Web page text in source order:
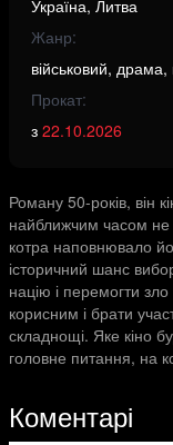
Україна, Литва
Жанр:
військовий, драма,
Прокат:
з 22.10.2026
Роману 50-років, він
найближчим часом
котра наповнювало
історичний шанс
націю і перемогти
корисним і брати
складнощі. Яке кіно
головне питання, на
Коментарі